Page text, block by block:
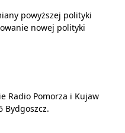
powyższej polityki
nowej polityki
Radio Pomorza i Kujaw
Bydgoszcz.